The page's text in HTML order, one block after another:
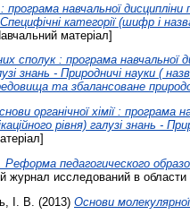
: програма навчальної
категорії (шифр і
матеріал]
сполук : програма навчальної
знань - Природничі науки (
та збалансоване
органічної хімії : програма
рівня) галузі знань -
Реформа педагогического
журнал исследований в области
І. В. (2013) Основи молекулярної